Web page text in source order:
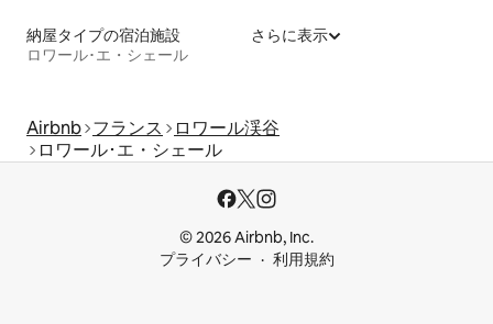
納屋タイプの宿泊施設
ロワール･エ・シェール
さらに表示
Airbnb フランス
ロワール渓谷
ロワール･エ・シェール
© 2026 Airbnb, Inc.
プライバシー
利用規約